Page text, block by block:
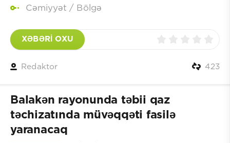
Cəmiyyət / Bölgə
XƏBƏRİ OXU
Redaktor 423
Balakən rayonunda təbii qaz
təchizatında müvəqqəti fasilə
yaranacaq